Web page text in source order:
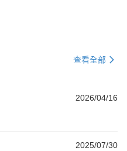
查看全部
2026/04/16
2025/07/30